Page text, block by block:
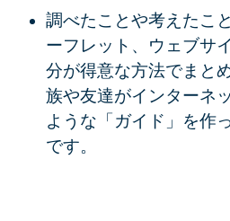
調べたことや考えたこ
ーフレット、ウェブサ
分が得意な方法でまと
族や友達がインターネ
ような「ガイド」を作
です。